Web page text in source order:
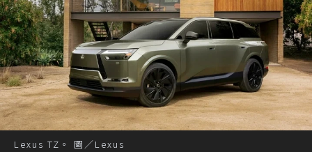
Lexus TZ。 圖／Lexus